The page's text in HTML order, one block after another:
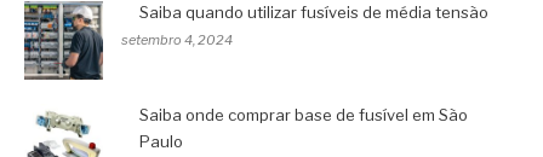
Saiba quando utilizar fusíveis de média tensão
setembro 4, 2024
Saiba onde comprar base de fusível em São
Paulo